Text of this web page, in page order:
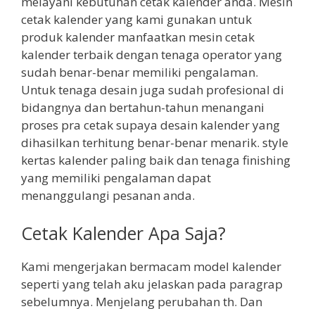
cetak kalender yang kami gunakan untuk
produk kalender manfaatkan mesin cetak
kalender terbaik dengan tenaga operator yang
sudah benar-benar memiliki pengalaman.
Untuk tenaga desain juga sudah profesional di
bidangnya dan bertahun-tahun menangani
proses pra cetak supaya desain kalender yang
dihasilkan terhitung benar-benar menarik. style
kertas kalender paling baik dan tenaga finishing
yang memiliki pengalaman dapat
menanggulangi pesanan anda.
Cetak Kalender Apa Saja?
Kami mengerjakan bermacam model kalender
seperti yang telah aku jelaskan pada paragrap
sebelumnya. Menjelang perubahan th. Dan